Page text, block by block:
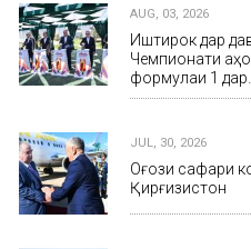
AUG, 03, 2026
Иштирок дар
Чемпионати
формулаи 1
JUL, 30, 2026
Оғози сафари
Қирғизистон